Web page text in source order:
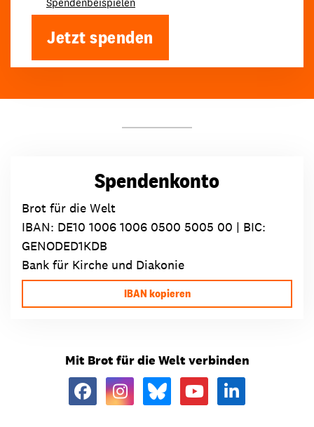
Spendenbeispielen
Jetzt spenden
Spendenkonto
Brot für die Welt
IBAN: DE10 1006 1006 0500 5005 00 | BIC:
GENODED1KDB
Bank für Kirche und Diakonie
IBAN kopieren
Mit Brot für die Welt verbinden